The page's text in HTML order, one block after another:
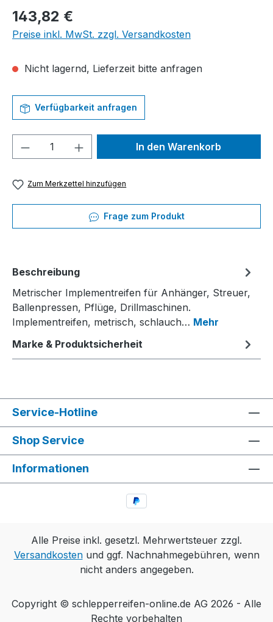
Regulärer Preis:
143,82 €
Preise inkl. MwSt. zzgl. Versandkosten
Nicht lagernd, Lieferzeit bitte anfragen
Verfügbarkeit anfragen
Produkt Anzahl: Gib denIn den Warenkorb
Zum Merkzettel hinzufügen
Frage zum Produkt
Beschreibung
Metrischer Implementreifen für Anhänger, Streuer,
Ballenpressen, Pflüge, Drillmaschinen.
Implementreifen, metrisch, schlauch… Mehr
Marke & Produktsicherheit
Service-Hotline
Shop Service
Informationen
Alle Preise inkl. gesetzl. Mehrwertsteuer zzgl.
Versandkostenund ggf. Nachnahmegebühren, wenn
nicht anders angegeben.
Copyright © schlepperreifen-online.de AG 2026 - Alle
Rechte vorbehalten